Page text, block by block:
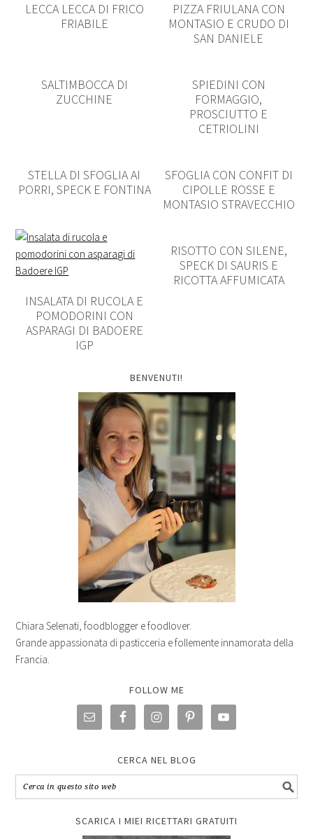
LECCA LECCA DI FRICO
FRIABILE
PIZZA FRIULANA CON
MONTASIO E CRUDO DI
SAN DANIELE
SALTIMBOCCA DI
ZUCCHINE
SPIEDINI CON
FORMAGGIO,
PROSCIUTTO E
CETRIOLINI
STELLA DI SFOGLIA AI
PORRI, SPECK E FONTINA
SFOGLIA CON CONFIT DI
CIPOLLE ROSSE E
MONTASIO STRAVECCHIO
INSALATA DI RUCOLA E
POMODORINI CON
ASPARAGI DI BADOERE
IGP
RISOTTO CON SILENE,
SPECK DI SAURIS E
RICOTTA AFFUMICATA
BENVENUTI!
Chiara Selenati, foodblogger e foodlover.
Grande appassionata di pasticceria e follemente innamorata della
Francia.
FOLLOW ME
CERCA NEL BLOG
SCARICA I MIEI RICETTARI GRATUITI